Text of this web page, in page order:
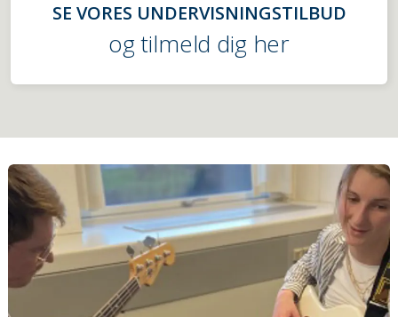
SE VORES UNDERVISNINGSTILBUD
og tilmeld dig her